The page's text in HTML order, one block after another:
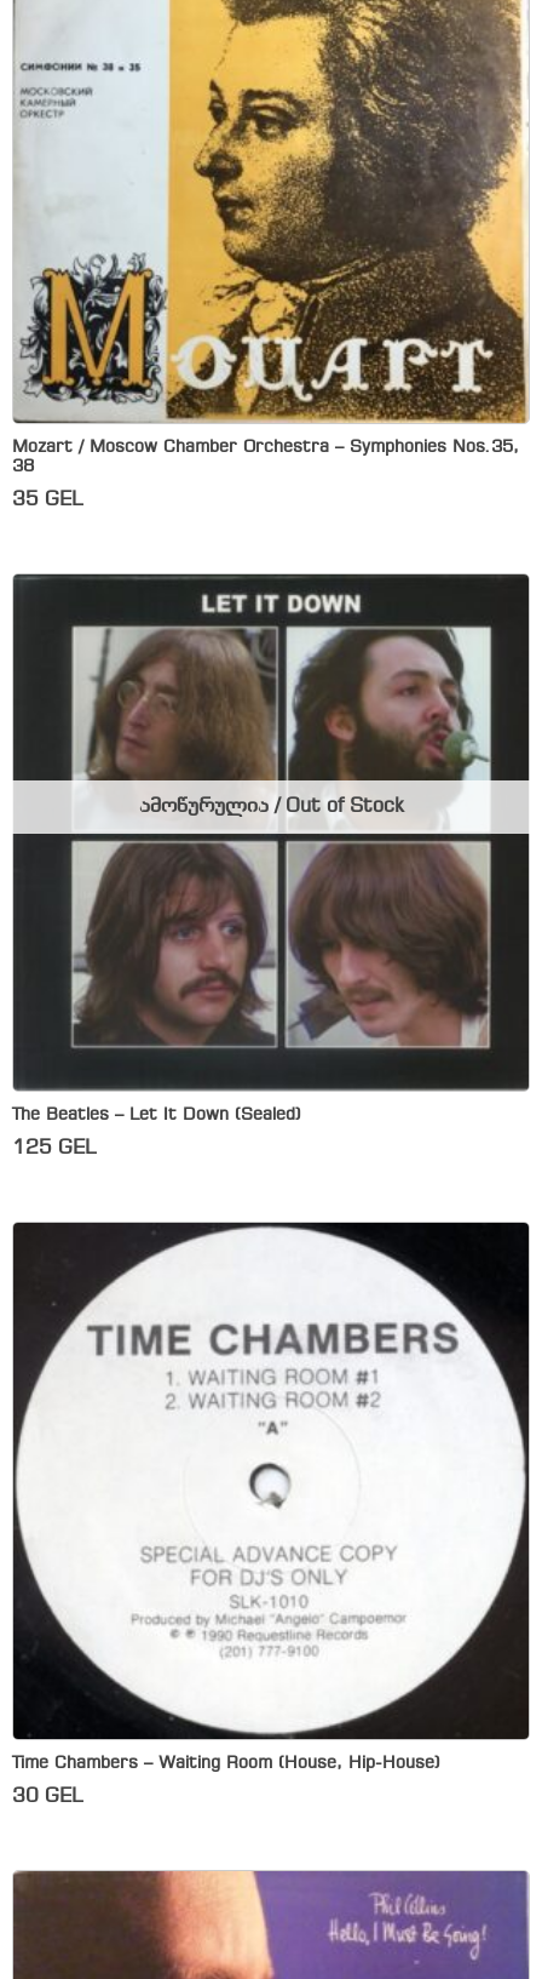
Mozart / Moscow Chamber Orchestra – Symphonies Nos.35,
38
35 GEL
The Beatles – Let It Down (Sealed)
125 GEL
ამოწურულია / Out of Stock
Time Chambers – Waiting Room (House, Hip-House)
30 GEL